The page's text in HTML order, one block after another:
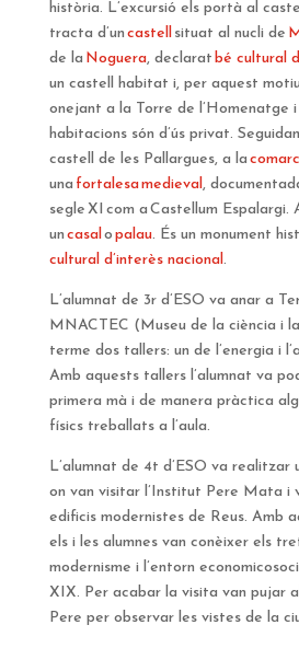
història. L’excursió els portà al
tracta d’un castell situat al nucli de
de la Noguera, declarat bé cultural
un castell habitat i, per aquest
onejant a la Torre de l’Homenatge i
habitacions són d’ús privat.
castell de les Pallargues, a la
una fortalesamedieval ,
segle XI com a Castellum Espalargi.
un casal o palau. És un monument
cultural d’interès nacional .
L’alumnat de 3r d’ESO va anar a
MNACTEC (Museu de la ciència i
terme dos tallers: un de l’energia i
Amb aquests tallers l’alumnat va
primera mà i de manera pràctica
físics treballats a l’aula.
L’alumnat de 4t d’ESO va realitzar
on van visitar l’Institut Pere Mata i
edificis modernistes de Reus. Amb
els i les alumnes van conèixer els
modernisme i l’entorn
XIX. Per acabar la visita van pujar
Pere per observar les vistes de la